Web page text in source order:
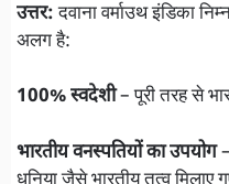
उत्तर:दवाना वर्माउथ इंडिका
अलग है:
100% स्वदेशी– पूरी तरह से
भारतीय वनस्पतियों का उपयोग